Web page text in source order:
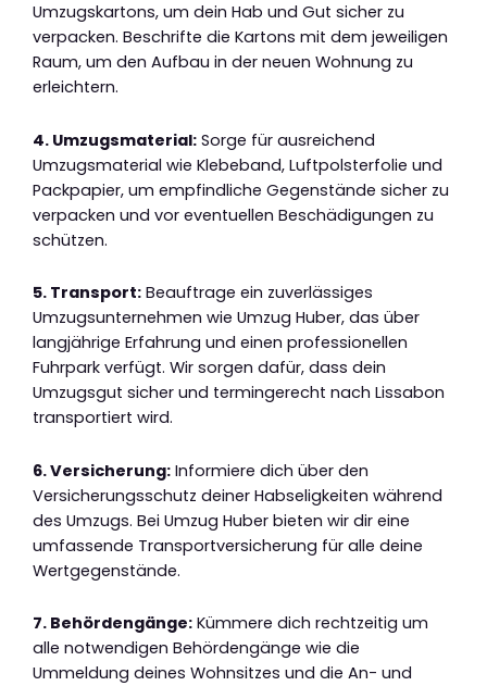
Umzugskartons, um dein Hab und Gut sicher zu
verpacken. Beschrifte die Kartons mit dem jeweiligen
Raum, um den Aufbau in der neuen Wohnung zu
erleichtern.
4. Umzugsmaterial: Sorge für ausreichend
Umzugsmaterial wie Klebeband, Luftpolsterfolie und
Packpapier, um empfindliche Gegenstände sicher zu
verpacken und vor eventuellen Beschädigungen zu
schützen.
5. Transport: Beauftrage ein zuverlässiges
Umzugsunternehmen wie Umzug Huber, das über
langjährige Erfahrung und einen professionellen
Fuhrpark verfügt. Wir sorgen dafür, dass dein
Umzugsgut sicher und termingerecht nach Lissabon
transportiert wird.
6. Versicherung: Informiere dich über den
Versicherungsschutz deiner Habseligkeiten während
des Umzugs. Bei Umzug Huber bieten wir dir eine
umfassende Transportversicherung für alle deine
Wertgegenstände.
7. Behördengänge: Kümmere dich rechtzeitig um
alle notwendigen Behördengänge wie die
Ummeldung deines Wohnsitzes und die An- und